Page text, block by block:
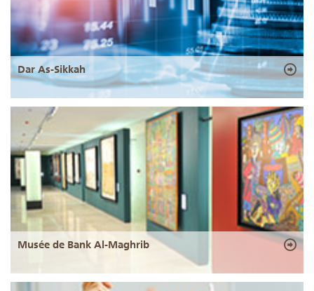
Dar As-Sikkah
Musée de Bank Al-Maghrib